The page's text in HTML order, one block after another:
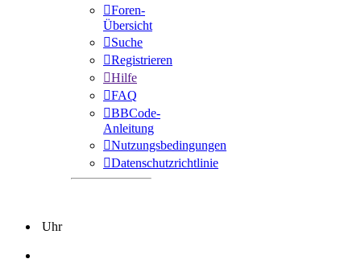
Foren-
Übersicht
Suche
Registrieren
Hilfe
FAQ
BBCode-
Anleitung
Nutzungsbedingungen
Datenschutzrichtlinie
Uhr